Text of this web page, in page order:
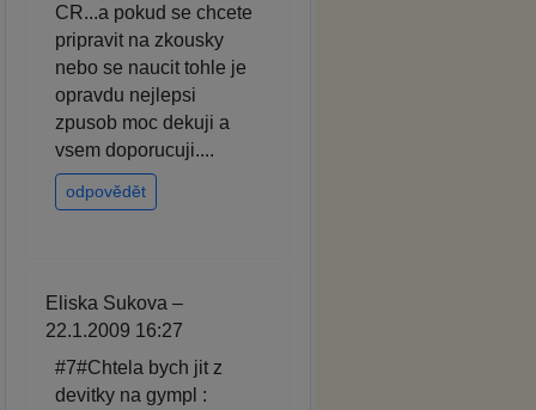
CR...a pokud se chcete
pripravit na zkousky
nebo se naucit tohle je
opravdu nejlepsi
zpusob moc dekuji a
vsem doporucuji....
odpovědět
Eliska Sukova –
22.1.2009 16:27
#7#Chtela bych jit z
devitky na gympl :